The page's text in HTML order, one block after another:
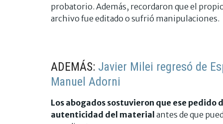
probatorio. Además, recordaron que el
archivo fue editado o sufrió manipulaciones.
ADEMÁS: Javier Milei regresó de
Manuel Adorni
Los abogados sostuvieron que ese
autenticidad del material antes de que